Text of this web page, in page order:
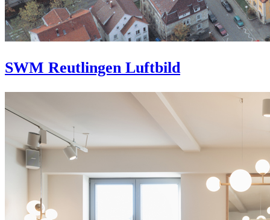
SWM Reutlingen Luftbild